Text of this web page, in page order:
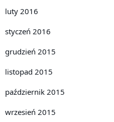
luty 2016
styczeń 2016
grudzień 2015
listopad 2015
październik 2015
wrzesień 2015